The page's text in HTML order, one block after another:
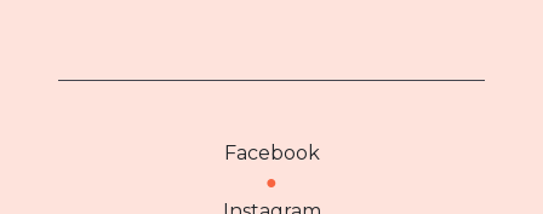
Facebook
●